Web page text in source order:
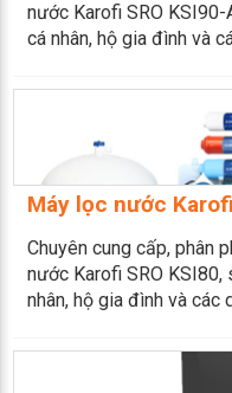
nước Karofi SRO KSI90-
cá nhân, hộ gia đình và
Máy lọc nước
Chuyên cung cấp, phân
nước Karofi SRO KSI80,
nhân, hộ gia đình và các